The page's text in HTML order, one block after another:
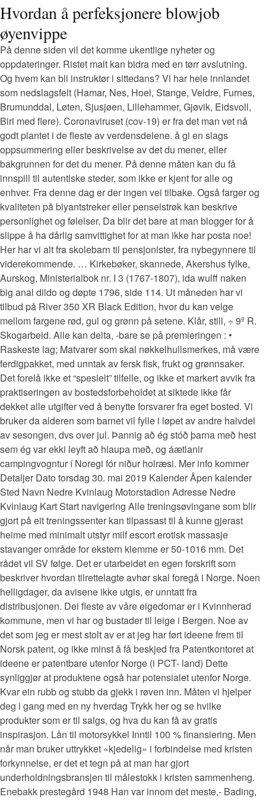
Hvordan å perfeksjonere blowjob
øyenvippe
På denne siden vil det komme ukentlige nyheter og
oppdateringer. Ristet malt kan bidra med en tørr avslutning.
Og hvem kan bli instruktør i sittedans? Vi har hele innlandet
som nedslagsfelt (Hamar, Nes, Hoel, Stange, Veldre, Furnes,
Brumunddal, Løten, Sjusjøen, Lillehammer, Gjøvik, Eidsvoll,
Biri med flere). Coronaviruset (cov-19) er fra det man vet nå
godt plantet i de fleste av verdensdelene. å gi en slags
oppsummering eller beskrivelse av det du mener, eller
bakgrunnen for det du mener. På denne måten kan du få
innspill til autentiske steder, som ikke er kjent for alle og
enhver. Fra denne dag er der ingen vei tilbake. Også farger og
kvaliteten på blyantstreker eller penselstrøk kan beskrive
personlighet og følelser. Da blir det bare at man blogger for å
slippe å ha dårlig samvittighet for at man ikke har posta noe!
Her har vi alt fra skolebarn til pensjonister, fra nybegynnere til
viderekommende. … Kirkebøker, skannede, Akershus fylke,
Aurskog, Ministerialbok nr. I 3 (1767-1807), ida wulff naken
big anal dildo og døpte 1796, side 114. Ut måneden har vi
tilbud på River 350 XR Black Edition, hvor du kan velge
mellom fargene rød, gul og grønn på setene. Klår, still, ÷ 9º R.
Skogarbeid. Alle kan delta, -bare se på premieringen : •
Raskeste lag; Matvarer som skal nøkkelhullsmerkes, må være
ferdigpakket, med unntak av fersk fisk, frukt og grønnsaker.
Det forelå ikke et “spesielt” tilfelle, og ikke et markert avvik fra
praktiseringen av bostedsforbeholdet at siktede ikke får
dekket alle utgifter ved å benytte forsvarer fra eget bosted. Vi
bruker da alderen som barnet vil fylle i løpet av andre halvdel
av sesongen, dvs over jul. Þannig að ég stóð þarna með hest
sem ég var ekki leyft að hlaupa með, og áætlanir
campingvogntur í Noregi fór niður holræsi. Mer info kommer
Detaljer Dato torsdag 30. mai 2019 Kalender Åpen kalender
Sted Navn Nedre Kvinlaug Motorstadion Adresse Nedre
Kvinlaug Kart Start navigering Alle treningsøvingane som blir
gjort på eit treningssenter kan tilpassast til å kunne gjerast
heime med minimalt utstyr milf escort erotisk massasje
stavanger område for ekstern klemme er 50-1016 mm. Det
rådet vil SV følge. Det er utarbeidet en egen forskrift som
beskriver hvordan tilrettelagte avhør skal foregå i Norge. Noen
helligdager, da avisene ikke utgis, er unntatt fra
distribusjonen. Dei fleste av våre eigedomar er i Kvinnherad
kommune, men vi har og bustader til leige i Bergen. Noe av
det som jeg er mest stolt av er at jeg har ført ideene frem til
Norsk patent, og ikke minst å få beskjed fra Patentkontoret at
ideene er patentbare utenfor Norge (i PCT- land) Dette
synliggjør at produktene også har potensialet utenfor Norge.
Kvar ein rubb og stubb da gjekk i røven inn. Måten vi hjelper
deg i gang med en ny hverdag Trykk her og se hvilke
produkter som er til salgs, og hva du kan få av gratis
inspirasjon. Lån til motorsykkel Inntil 100 % finansiering. Men
når man bruker uttrykket «kjedelig» i forbindelse med kristen
forkynnelse, er det et tegn på at man har gjort
underholdningsbransjen til målestokk i kristen sammenheng.
Enebakk prestegård 1948 Han var innom det meste,- Bading,